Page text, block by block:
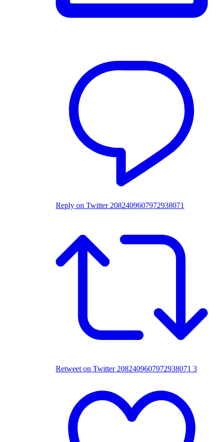
Reply on Twitter 2082409607972938071
Retweet on Twitter 2082409607972938071 3